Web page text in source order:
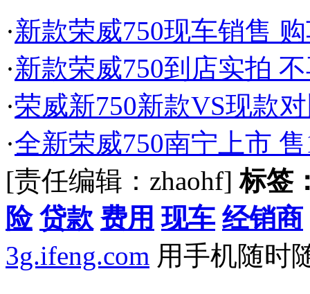
·新款荣威750现车销售
·新款荣威750到店实拍
·荣威新750新款VS现款
·全新荣威750南宁上市
[责任编辑：zhaohf]标签
险 贷款 费用 现车 经销商
3g.ifeng.com 用手机随时